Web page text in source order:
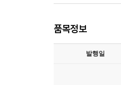
품목정보
발행일